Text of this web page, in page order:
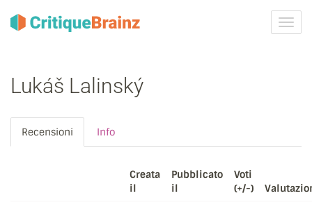
Lukáš Lalinský
Recensioni Info
Creata
il
Pubblicato
il
Voti
(+/-)